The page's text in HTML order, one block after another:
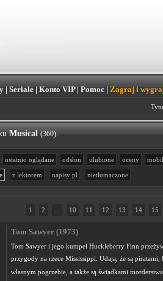
| Seriale| Konto VIP| Pomoc| Zagraj i
Musical (360).
ostatnio oglądane odsłon ulubione oceny
z lektorem napisy pl nietłumaczone
1 2 10 11 12 13 14 15
Tom Sawyer (1973)
Tom Sawyer i jego kumpel Huckleberry Finn
przygody na rzece Mississippi. Udają, że są piratami,
własnym pogrzebie, a także są świadkami